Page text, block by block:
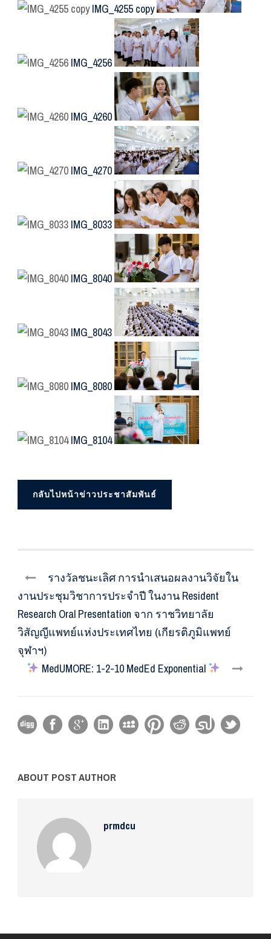
IMG_4255 copy
IMG_4256
IMG_4260
IMG_4270
IMG_8033
IMG_8040
IMG_8043
IMG_8080
IMG_8104
กลับไปหน้าข่าวประชาสัมพันธ์
รางวัลชนะเลิศ การนำเสนอผลงานวิจัยใน
งานประชุมวิชาการประจำปี ในงาน Resident
Research Oral Presentation จาก ราชวิทยาลัย
วิสัญญีแพทย์แห่งประเทศไทย (เกียรติภูมิแพทย์
จุฬาฯ)
MedUMORE: 1-2-10 MedEd Exponential
ABOUT POST AUTHOR
prmdcu